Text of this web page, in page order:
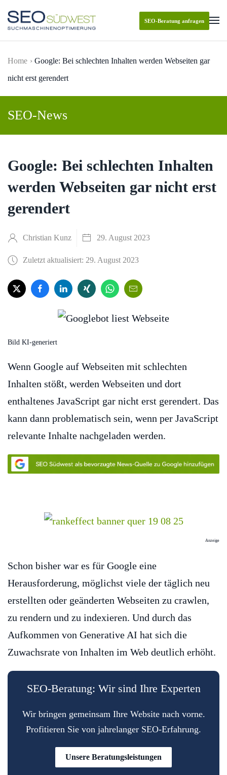
Skip to main content
SEO-Beratung anfragen
Home
Google: Bei schlechten Inhalten werden Webseiten gar
nicht erst gerendert
SEO-News
Google: Bei schlechten Inhalten
werden Webseiten gar nicht erst
gerendert
Christian Kunz 29. August 2023
Zuletzt aktualisiert: 29. August 2023
Bild KI-generiert
Wenn Google auf Webseiten mit schlechten
Inhalten stößt, werden Webseiten und dort
enthaltenes JavaScript gar nicht erst gerendert. Das
kann dann problematisch sein, wenn per JavaScript
relevante Inhalte nachgeladen werden.
Anzeige
Schon bisher war es für Google eine
Herausforderung, möglichst viele der täglich neu
erstellten oder geänderten Webseiten zu crawlen,
zu rendern und zu indexieren. Und durch das
Aufkommen von Generative AI hat sich die
Zuwachsrate von Inhalten im Web deutlich erhöht.
SEO-Beratung: Wir sind Ihre Experten
Wir bringen gemeinsam Ihre Website nach vorne.
Profitieren Sie von jahrelanger SEO-Erfahrung.
Unsere Beratungsleistungen